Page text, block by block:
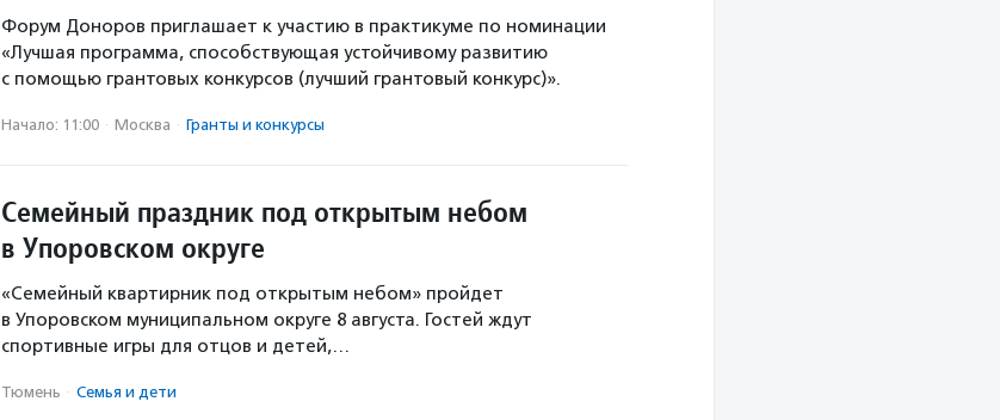
Форум Доноров приглашает к участию в практикуме по номинации
«Лучшая программа, способствующая устойчивому развитию
с помощью грантовых конкурсов (лучший грантовый конкурс)».
Начало: 11:00 · Москва · Гранты и конкурсы
Семейный праздник под открытым небом
в Упоровском округе
«Семейный квартирник под открытым небом» пройдет
в Упоровском муниципальном округе 8 августа. Гостей ждут
спортивные игры для отцов и детей,…
Тюмень · Семья и дети